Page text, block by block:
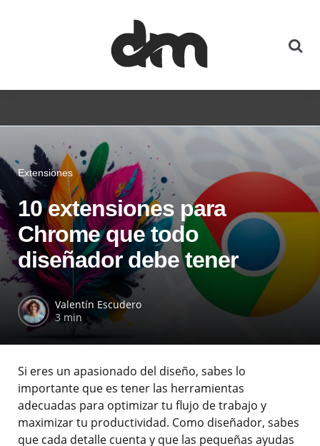
Extensiones
10 extensiones para
Chrome que todo
diseñador debe tener
Valentín Escudero
3 min
Si eres un apasionado del diseño, sabes lo
importante que es tener las herramientas
adecuadas para optimizar tu flujo de trabajo y
maximizar tu productividad. Como diseñador, sabes
que cada detalle cuenta y que las pequeñas ayudas